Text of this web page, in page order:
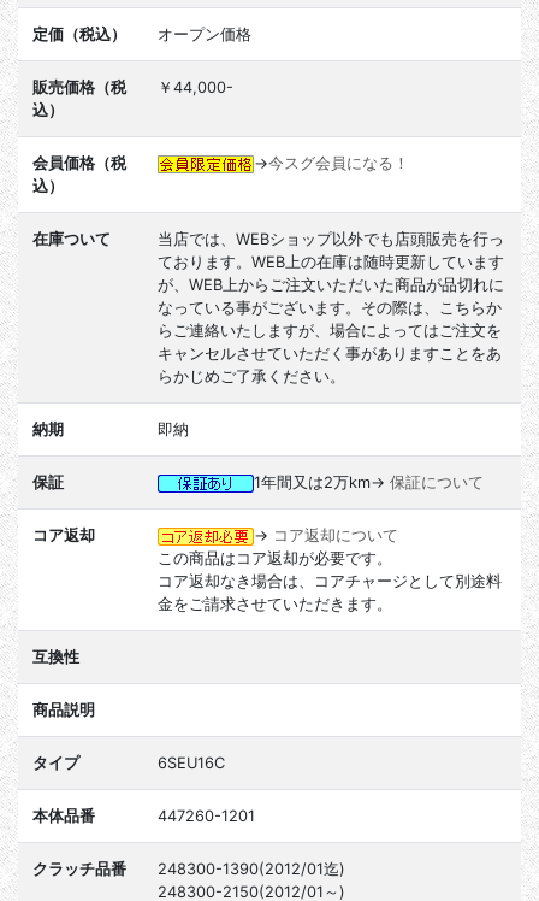
定価（税込） オープン価格
販売価格（税
込）
￥44,000-
会員価格（税
込）
→今スグ会員になる！
在庫ついて
当店では、WEBショップ以外でも店頭販売を行っ
ております。WEB上の在庫は随時更新しています
が、WEB上からご注文いただいた商品が品切れに
なっている事がございます。その際は、こちらか
らご連絡いたしますが、場合によってはご注文を
キャンセルさせていただく事がありますことをあ
らかじめご了承ください。
納期 即納
保証 1年間又は2万km→ 保証について
コア返却 → コア返却について
この商品はコア返却が必要です。
コア返却なき場合は、コアチャージとして別途料
金をご請求させていただきます。
互換性
商品説明
タイプ 6SEU16C
本体品番 447260-1201
クラッチ品番
248300-1390(2012/01迄)
248300-2150(2012/01～)